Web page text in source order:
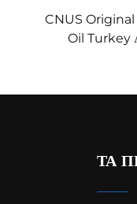
CNUS
Oil Turkey
ΤΑ